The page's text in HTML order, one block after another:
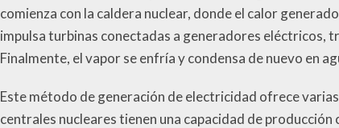
comienza con la caldera nuclear, donde el calor
impulsa turbinas conectadas a generadores eléctricos,
Finalmente, el vapor se enfría y condensa de nuevo en
Este método de generación de electricidad ofrece
centrales nucleares tienen una capacidad de